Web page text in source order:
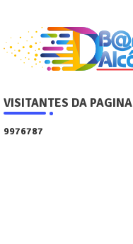
VISITANTES DA PAGINA
9976787